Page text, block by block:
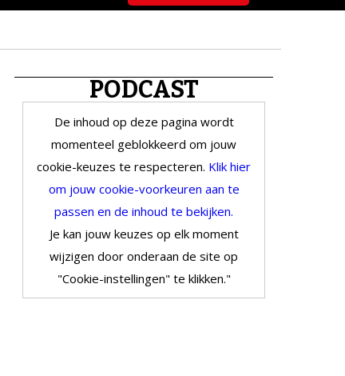
PODCAST
De inhoud op deze pagina wordt
momenteel geblokkeerd om jouw
cookie-keuzes te respecteren. Klik hier
om jouw cookie-voorkeuren aan te
passen en de inhoud te bekijken.
Je kan jouw keuzes op elk moment
wijzigen door onderaan de site op
"Cookie-instellingen" te klikken."